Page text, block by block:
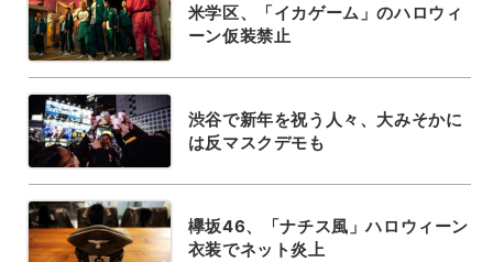
米学区、「イカゲーム」のハロウィ
ーン仮装禁止
渋谷で新年を祝う人々、大みそかに
は反マスクデモも
欅坂46、「ナチス風」ハロウィーン
衣装でネット炎上